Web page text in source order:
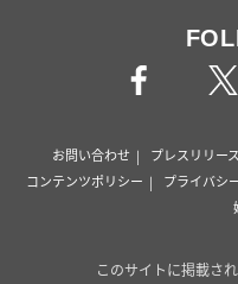
お問い合わせ プレスリリー
コンテンツポリシー
プライバシ
このサイトに掲載さ